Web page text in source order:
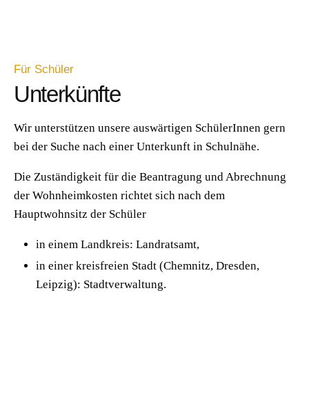
Für Schüler
Unterkünfte
Wir unterstützen unsere auswärtigen SchülerInnen gern
bei der Suche nach einer Unterkunft in Schulnähe.
Die Zuständigkeit für die Beantragung und Abrechnung
der Wohnheimkosten richtet sich nach dem
Hauptwohnsitz der Schüler
in einem Landkreis: Landratsamt,
in einer kreisfreien Stadt (Chemnitz, Dresden,
Leipzig): Stadtverwaltung.